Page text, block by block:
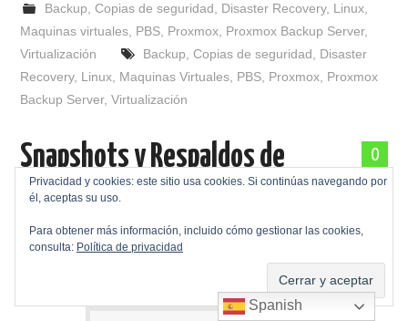
Backup Copias de seguridad Disaster Recovery, Linux,
Maquinas virtuales PBS Proxmox Proxmox Backup Server,
Virtualización
Backup Copias de seguridad
Disaster
Recovery, Linux Maquinas Virtuales PBS Proxmox Proxmox
Backup Server,Virtualización
0
Snapshots y Respaldos de
máquinas virtuales en Proxmox
VE 9.0
Jose Ramon Ramos Gata
Spanish
Privacidad y cookies: este sitio usa cookies. Si continúas navegando por
él, aceptas su uso.
Para obtener más información, incluido cómo gestionar las cookies,
consulta: Política de privacidad